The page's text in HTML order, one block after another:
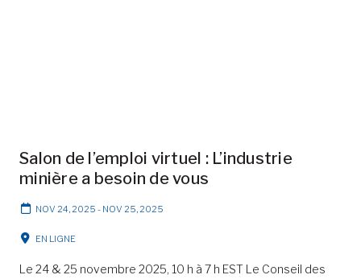
Salon de l’emploi virtuel : L’industrie
minière a besoin de vous
NOV 24, 2025 - NOV 25, 2025
EN LIGNE
Le 24 & 25 novembre 2025, 10 h à 7 h EST Le Conseil des